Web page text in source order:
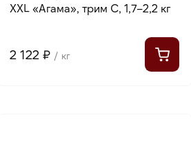
XXL «Агама», трим С, 1,7–2,2 кг
2 122 ₽ / кг